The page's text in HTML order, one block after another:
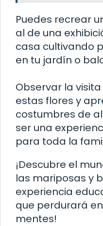
Puedes recrear
al de una
casa cultivando
en tu jardín o
Observar la
estas flores y
costumbres de
ser una
para toda la
¡Descubre el
las mariposas y
experiencia
que perdurará
mentes!